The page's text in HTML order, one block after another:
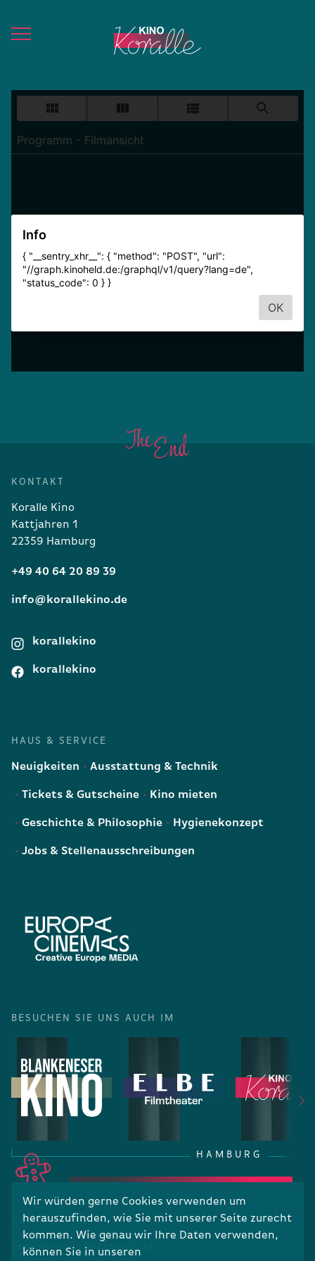
Wir würden gerne Cookies verwenden um
herauszufinden, wie Sie mit unserer Seite zurecht
kommen. Wie genau wir Ihre Daten verwenden,
können Sie in unseren
KONTAKT
Koralle Kino
Kattjahren 1
22359 Hamburg
+49 40 64 20 89 39
info@korallekino.de
korallekino
korallekino
HAUS & SERVICE
Neuigkeiten Ausstattung & Technik
Tickets & Gutscheine Kino mieten
Geschichte & Philosophie Hygienekonzept
Jobs & Stellenausschreibungen
BESUCHEN SIE UNS AUCH IM
HAMBURG
RECHTLICHES
Impressum Datenschutz